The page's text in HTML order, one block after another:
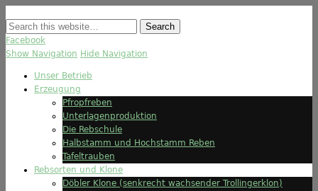
Facebook
Show Navigation Hide Navigation
Unser Betrieb
Erzeugung
Pfropfreben
Unterlagenproduktion
Die Rebschule
Halbstamm und Hochstamm Reben
Tafeltrauben
Rebsorten und Klone
Döbler Klone (senkrecht wachsender Trollingerklon)